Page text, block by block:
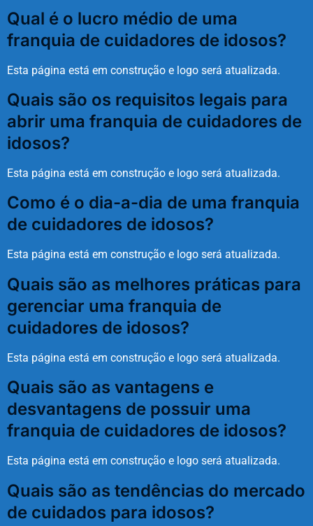
Qual é o lucro médio de uma
franquia de cuidadores de idosos?
Esta página está em construção e logo será atualizada.
Quais são os requisitos legais para
abrir uma franquia de cuidadores de
idosos?
Esta página está em construção e logo será atualizada.
Como é o dia-a-dia de uma franquia
de cuidadores de idosos?
Esta página está em construção e logo será atualizada.
Quais são as melhores práticas para
gerenciar uma franquia de
cuidadores de idosos?
Esta página está em construção e logo será atualizada.
Quais são as vantagens e
desvantagens de possuir uma
franquia de cuidadores de idosos?
Esta página está em construção e logo será atualizada.
Quais são as tendências do mercado
de cuidados para idosos?